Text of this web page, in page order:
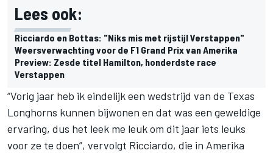
Lees ook:
Ricciardo en Bottas: "Niks mis met rijstijl Verstappen"
Weersverwachting voor de F1 Grand Prix van Amerika
Preview: Zesde titel Hamilton, honderdste race
Verstappen
“Vorig jaar heb ik eindelijk een wedstrijd van de Texas
Longhorns kunnen bijwonen en dat was een geweldige
ervaring, dus het leek me leuk om dit jaar iets leuks
voor ze te doen”, vervolgt Ricciardo, die in Amerika